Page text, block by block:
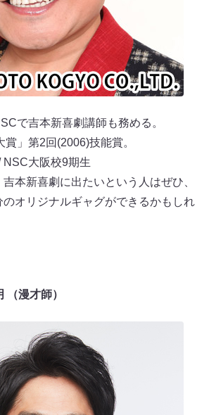
で吉本新喜劇講師も務める。
賞」第2回(2006)技能賞。
NSC大阪校9期生
本新喜劇に出たいという人はぜひ、
オリジナルギャグができるかもしれ
（漫才師）